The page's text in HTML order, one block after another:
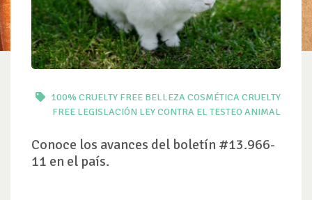
100% CRUELTY FREE BELLEZA COSMÉTICA CRUELTY
FREE LEGISLACIÓN LEY CONTRA EL TESTEO ANIMAL
Conoce los avances del boletín #13.966-
11 en el país.